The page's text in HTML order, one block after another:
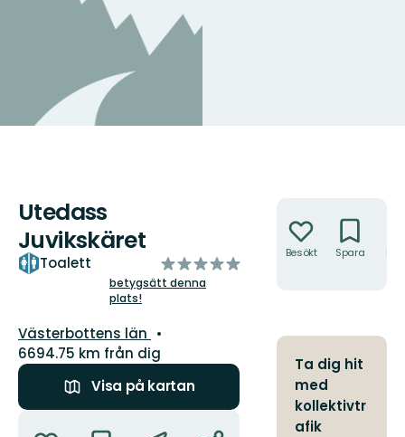
Utedass
Juvikskäret
Toalett
av
5
betygsätt denna
plats!
Län:
Västerbottens län
6694.75 km från dig
Visa på kartan
Besökt Spara
Ta dig hit
med
kollektivtr
afik